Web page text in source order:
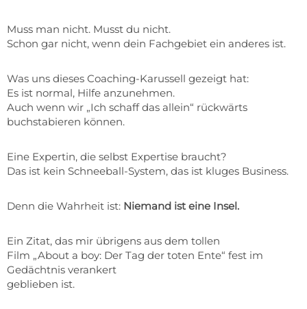
Muss man nicht. Musst du nicht.
Schon gar nicht, wenn dein Fachgebiet ein anderes ist.
Was uns dieses Coaching-Karussell gezeigt hat:
Es ist normal, Hilfe anzunehmen.
Auch wenn wir „Ich schaff das allein“ rückwärts
buchstabieren können.
Eine Expertin, die selbst Expertise braucht?
Das ist kein Schneeball-System, das ist kluges Business.
Denn die Wahrheit ist: Niemand ist eine Insel.
Ein Zitat, das mir übrigens aus dem tollen
Film „About a boy: Der Tag der toten Ente“ fest im
Gedächtnis verankert
geblieben ist.